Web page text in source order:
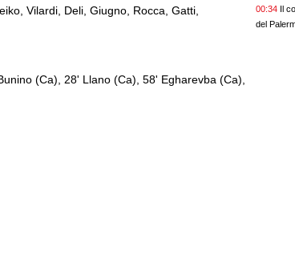
Vilardi, Deli, Giugno, Rocca, Gatti,
(Ca), 28' Llano (Ca), 58' Egharevba (Ca),
00:34 Il
del